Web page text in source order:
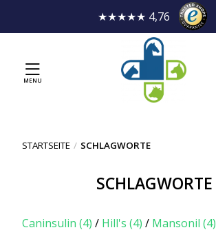
★★★★★ 4,76
MENU
STARTSEITE / SCHLAGWORTE
SCHLAGWORTE
Caninsulin (4) / Hill's (4) / Mansonil (4)